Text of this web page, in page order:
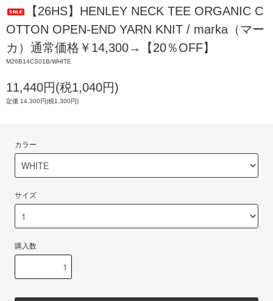
【26HS】HENLEY NECK TEE ORGANIC C
OTTON OPEN-END YARN KNIT / marka（マー
カ）通常価格￥14,300→【20％OFF】
M26B14CS01B/WHITE
11,440円(税1,040円)
定価 14,300円(税1,300円)
カラー
サイズ
購入数